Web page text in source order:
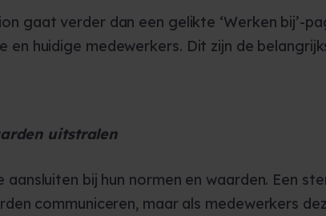
gaat verder dan een gelikte ‘Werken bij’-
huidige medewerkers. Dit zijn de
uitstralen
aansluiten bij hun normen en waarden. Een
communiceren, maar als medewerkers